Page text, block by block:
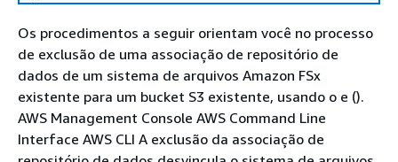
Os procedimentos a seguir orientam você no processo
de exclusão de uma associação de repositório de
dados de um sistema de arquivos Amazon FSx
existente para um bucket S3 existente, usando o e ().
AWS Management Console AWS Command Line
Interface AWS CLI A exclusão da associação de